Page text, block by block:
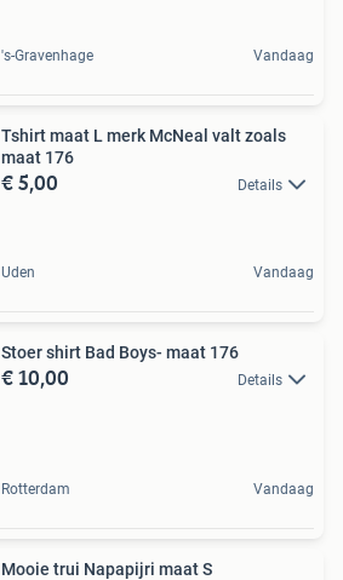
's-Gravenhage Vandaag
Tshirt maat L merk McNeal valt zoals
maat 176
€ 5,00 Details
Uden Vandaag
Stoer shirt Bad Boys- maat 176
€ 10,00 Details
Rotterdam Vandaag
Mooie trui Napapijri maat S